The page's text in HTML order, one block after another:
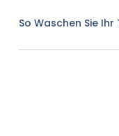
So Waschen Sie